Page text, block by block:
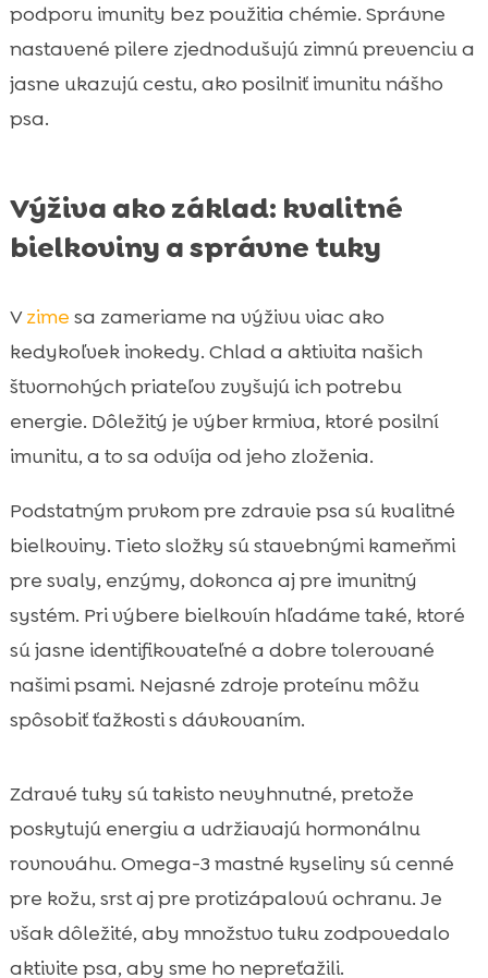
podporu imunity bez použitia chémie. Správne
nastavené pilere zjednodušujú zimnú prevenciu a
jasne ukazujú cestu, ako posilniť imunitu nášho
psa.
Výživa ako základ: kvalitné
bielkoviny a správne tuky
Vzime sa zameriame na výživu viac ako
kedykoľvek inokedy. Chlad a aktivita našich
štvornohých priateľov zvyšujú ich potrebu
energie. Dôležitý je výber krmiva, ktoré posilní
imunitu, a to sa odvíja od jeho zloženia.
Podstatným prvkom pre zdravie psa sú kvalitné
bielkoviny. Tieto složky sú stavebnými kameňmi
pre svaly, enzýmy, dokonca aj pre imunitný
systém. Pri výbere bielkovín hľadáme také, ktoré
sú jasne identifikovateľné a dobre tolerované
našimi psami. Nejasné zdroje proteínu môžu
spôsobiť ťažkosti s dávkovaním.
Zdravé tuky sú takisto nevyhnutné, pretože
poskytujú energiu a udržiavajú hormonálnu
rovnováhu. Omega-3 mastné kyseliny sú cenné
pre kožu, srst aj pre protizápalovú ochranu. Je
však dôležité, aby množstvo tuku zodpovedalo
aktivite psa, aby sme ho nepreťažili.